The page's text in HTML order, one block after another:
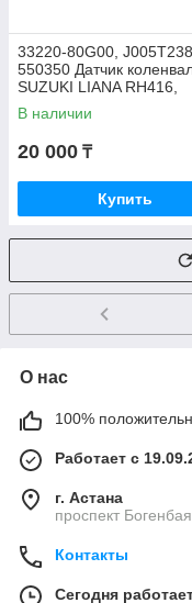
33220-80G00,
550350 Датчик
SUZUKI LIANA RH416,
SUZUKI IGNIS RG413,
SUZUKI WAGON R+
В наличии
20 000 ₸
Купить
О нас
100%
Работает с
г. Астана
проспект
Контакты
Сегодня